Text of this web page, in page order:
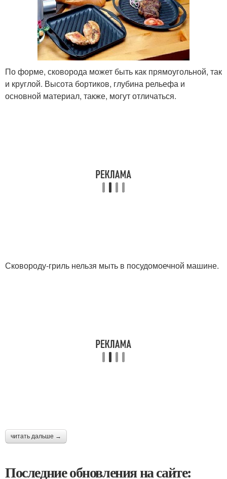
По форме, сковорода может быть как прямоугольной, так
и круглой. Высота бортиков, глубина рельефа и
основной материал, также, могут отличаться.
Сковороду-гриль нельзя мыть в посудомоечной машине.
читать дальше →
Последние обновления на сайте: